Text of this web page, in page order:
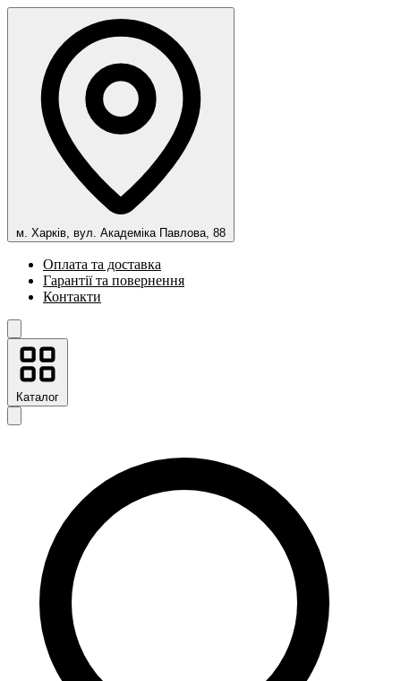
м. Харків, вул. Академіка Павлова, 88
Оплата та доставка
Гарантії та повернення
Контакти
Каталог